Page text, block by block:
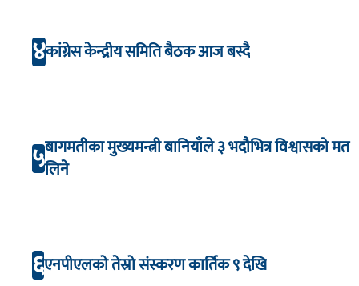
४कांग्रेस केन्द्रीय समिति बैठक आज बस्दै
५बागमतीका मुख्यमन्त्री बानियाँले ३ भदौभित्र विश्वासको मत
लिने
६एनपीएलको तेस्रो संस्करण कार्तिक ९ देखि